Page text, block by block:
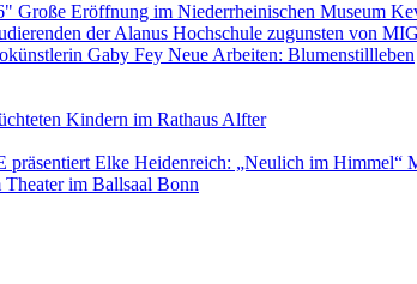
Große Eröffnung im Niederrheinischen Museum
der Alanus Hochschule zugunsten von
Gaby Fey Neue Arbeiten: Blumenstillleben
Kindern im Rathaus Alfter
Elke Heidenreich: „Neulich im Himmel“
im Ballsaal Bonn